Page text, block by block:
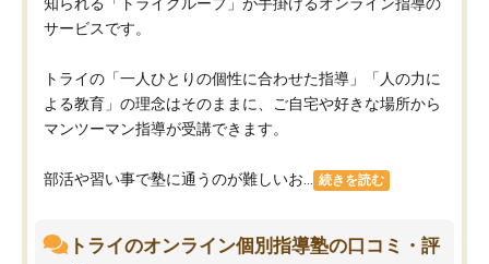
サービスです。
トライの「一人ひとりの個性に合わせた指導」「人の力に
よる教育」の理念はそのままに、ご自宅や好きな場所から
マンツーマン指導が受講できます。
部活や習い事で塾に通うのが難しいお... 続きを読む
トライのオンライン個別指導塾の口コミ・評